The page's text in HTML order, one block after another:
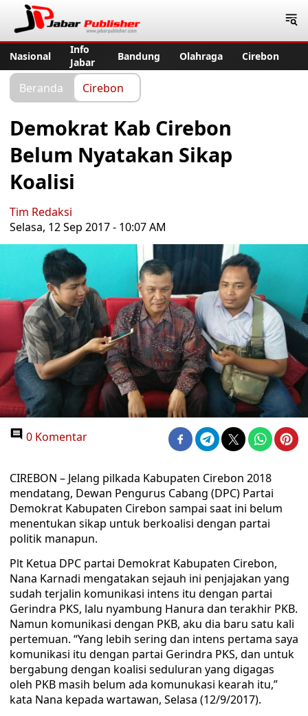
Nasional
Info
Jabar
Bandung Olahraga Cirebon
Beranda Cirebon
Demokrat Kab Cirebon
Belum Nyatakan Sikap
Koalisi
Tim Redaksi
Selasa, 12 Sep 2017 - 10:07 AM
0 Komentar
CIREBON – Jelang pilkada Kabupaten Cirebon 2018
mendatang, Dewan Pengurus Cabang (DPC) Partai
Demokrat Kabupaten Cirebon sampai saat ini belum
menentukan sikap untuk berkoalisi dengan partai
politik manapun.
Plt Ketua DPC partai Demokrat Kabupaten Cirebon,
Nana Karnadi mengatakan sejauh ini penjajakan yang
sudah terjalin komunikasi intens itu dengan partai
Gerindra PKS, lalu nyambung Hanura dan terakhir PKB.
Namun komunikasi dengan PKB, aku dia baru satu kali
pertemuan. “Yang lebih sering dan intens pertama saya
komunikasi itu dengan partai Gerindra PKS, dan untuk
bergabung dengan koalisi seduluran yang digagas
oleh PKB masih belum ada komunukasi kearah itu,”
kata Nana kepada wartawan, Selasa (12/9/2017).